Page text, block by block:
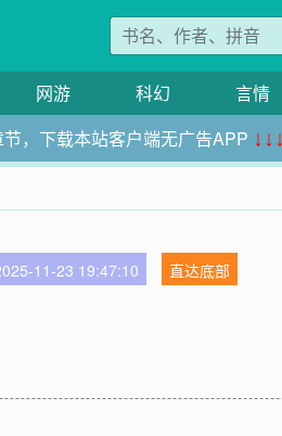
网游 科幻 言情
，下载本站客户端无广告APP ↓↓↓
11-23 19:47:10
直达底部